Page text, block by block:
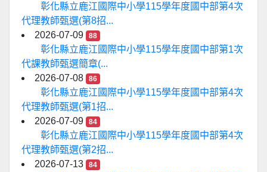
彰化縣立鹿江國際中小學115學年度國中部第4次
代理教師甄選(第8招...
2026-07-09
88
彰化縣立鹿江國際中小學115學年度國中部第1次
代課教師甄選簡章(...
2026-07-08
86
彰化縣立鹿江國際中小學115學年度國中部第4次
代理教師甄選(第1招...
2026-07-09
84
彰化縣立鹿江國際中小學115學年度國中部第4次
代理教師甄選(第2招...
2026-07-13
84